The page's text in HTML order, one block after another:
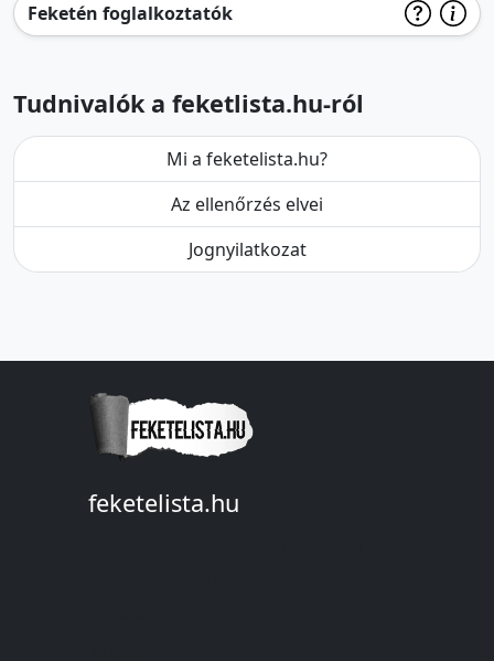
Feketén foglalkoztatók
Tudnivalók a feketlista.hu-ról
Mi a feketelista.hu?
Az ellenőrzés elvei
Jognyilatkozat
feketelista.hu